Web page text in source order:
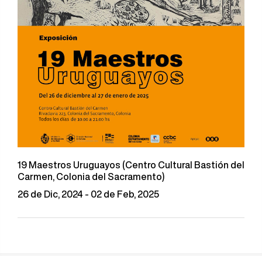
19 Maestros Uruguayos (Centro Cultural Bastión del
Carmen, Colonia del Sacramento)
26 de Dic, 2024 - 02 de Feb, 2025